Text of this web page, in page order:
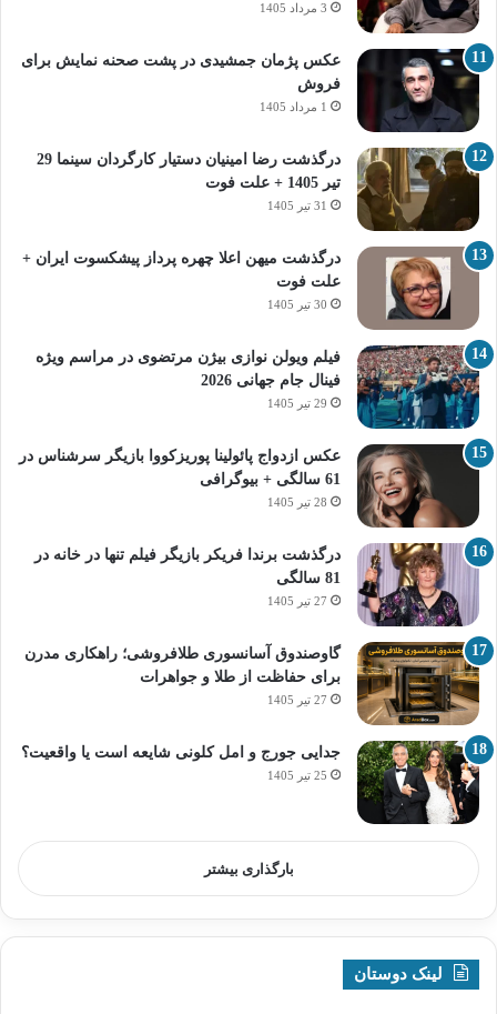
3 مرداد 1405
عکس پژمان جمشیدی در پشت صحنه نمایش برای
فروش
1 مرداد 1405
درگذشت رضا امینیان دستیار کارگردان سینما 29
تیر 1405 + علت فوت
31 تیر 1405
درگذشت میهن اعلا چهره پرداز پیشکسوت ایران +
علت فوت
30 تیر 1405
فیلم ویولن نوازی بیژن مرتضوی در مراسم ویژه
فینال جام جهانی 2026
29 تیر 1405
عکس ازدواج پائولینا پوریزکووا بازیگر سرشناس در
61 سالگی + بیوگرافی
28 تیر 1405
درگذشت برندا فریکر بازیگر فیلم تنها در خانه در
81 سالگی
27 تیر 1405
گاوصندوق آسانسوری طلافروشی؛ راهکاری مدرن
برای حفاظت از طلا و جواهرات
27 تیر 1405
جدایی جورج و امل کلونی شایعه است یا واقعیت؟
25 تیر 1405
بارگذاری بیشتر
لینک دوستان